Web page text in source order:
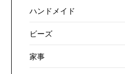
ハンドメイド
ビーズ
家事